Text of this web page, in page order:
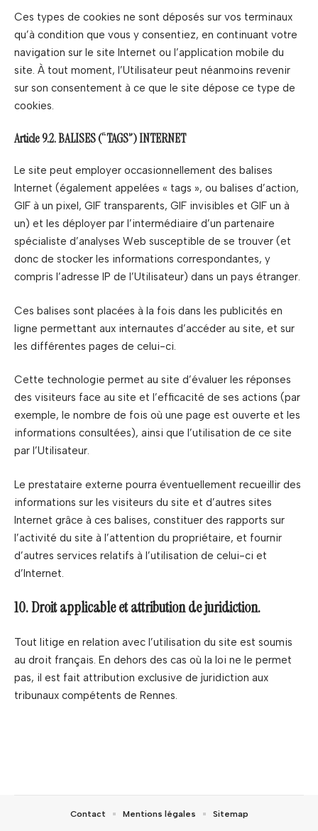
Ces types de cookies ne sont déposés sur vos terminaux
qu’à condition que vous y consentiez, en continuant votre
navigation sur le site Internet ou l’application mobile du
site. À tout moment, l’Utilisateur peut néanmoins revenir
sur son consentement à ce que le site dépose ce type de
cookies.
Article 9.2. BALISES (“TAGS”) INTERNET
Le site peut employer occasionnellement des balises
Internet (également appelées « tags », ou balises d’action,
GIF à un pixel, GIF transparents, GIF invisibles et GIF un à
un) et les déployer par l’intermédiaire d’un partenaire
spécialiste d’analyses Web susceptible de se trouver (et
donc de stocker les informations correspondantes, y
compris l’adresse IP de l’Utilisateur) dans un pays étranger.
Ces balises sont placées à la fois dans les publicités en
ligne permettant aux internautes d’accéder au site, et sur
les différentes pages de celui-ci.
Cette technologie permet au site d’évaluer les réponses
des visiteurs face au site et l’efficacité de ses actions (par
exemple, le nombre de fois où une page est ouverte et les
informations consultées), ainsi que l’utilisation de ce site
par l’Utilisateur.
Le prestataire externe pourra éventuellement recueillir des
informations sur les visiteurs du site et d’autres sites
Internet grâce à ces balises, constituer des rapports sur
l’activité du site à l’attention du propriétaire, et fournir
d’autres services relatifs à l’utilisation de celui-ci et
d’Internet.
10. Droit applicable et attribution de juridiction.
Tout litige en relation avec l’utilisation du site est soumis
au droit français. En dehors des cas où la loi ne le permet
pas, il est fait attribution exclusive de juridiction aux
tribunaux compétents de Rennes.
Contact Mentions légales Sitemap